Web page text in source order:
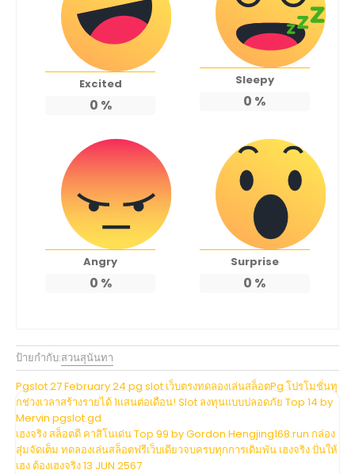
Excited
0 %
Sleepy
0 %
Angry
0 %
Surprise
0 %
ป้ายกำกับ:สวนสุนันทา
แนะแนว
เรื่อง
Pgslot 27 February 24 pg slot เว็บตรงทดลองเล่นสล็อตPg โปรโมชั่นทุ
กช่วงเวลาสร้างรายได้ 1แสนต่อเดือน! Slot ลงทุนแบบปลอดภัย Top 14 by
Mervin pgslot.gd
เฮงจริง สล็อตดี คาสิโนเด่น Top 99 by Gordon Hengjing168.run กล่อง
สุ่มจัดเต็ม ทดลองเล่นสล็อตฟรีเว็บเดียวจบครบทุกการเดิมพัน เฮงจริง ปั่นให้
เฮง ต้องเฮงจริง 13 JUN 2567